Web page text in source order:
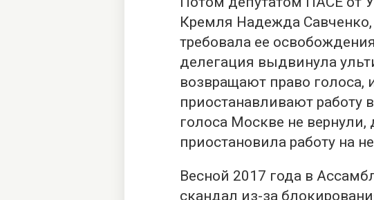
Кремля Надежда
требовала ее
делегация выдвинула
возвращают право голоса,
приостанавливают работу
голоса Москве не
приостановила работу на
Весной 2017 года в
скандал из-за